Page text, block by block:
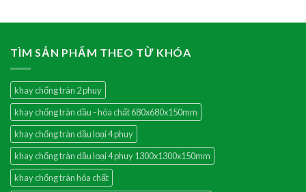
TÌM SẢN PHẨM THEO TỪ KHÓA
khay chống tràn 2 phuy
khay chống tràn dầu - hóa chất 680x680x150mm
khay chống tràn dầu loại 4 phuy
khay chống tràn dầu loại 4 phuy 1300x1300x150mm
khay chống tràn hóa chất